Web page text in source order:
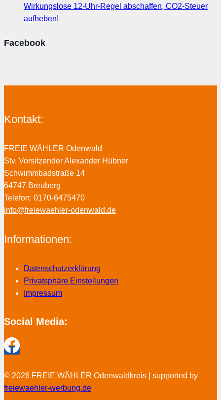
Wirkungslose 12-Uhr-Regel abschaffen, CO2-Steuer
aufheben!
Facebook
Kontakt:
FREIE WÄHLER Odenwald
Stv. Vorsitzender Alexander Hübner
Schwimmbadstraße 14
64747 Breuberg
Telefon: 0170-6475470
info@freiewaehler-odenwald.de
Informationen:
Datenschutzerklärung
Privatsphäre Einstellungen
Impressum
Social Media:
© 2026 FREIE WÄHLER Odenwaldkreis | supported by
freiewaehler-werbung.de